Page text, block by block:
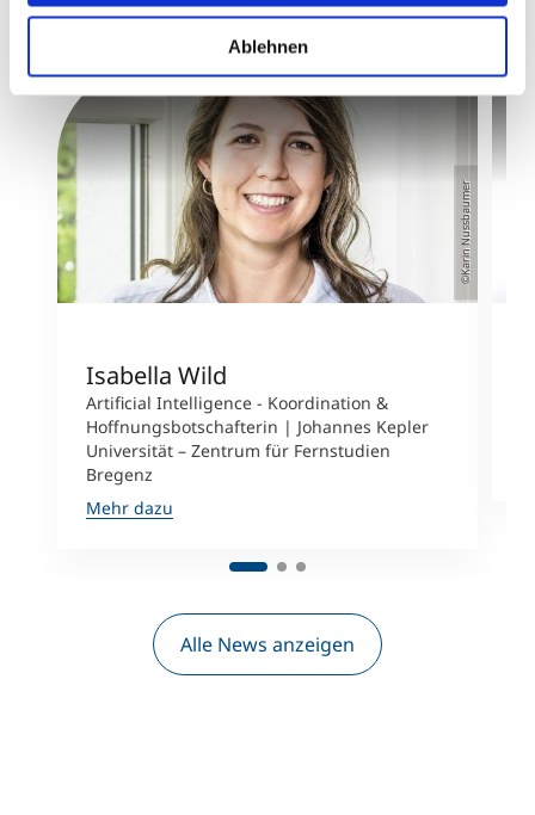
Ablehnen
©Karin Nussbaumer
Isabella Wild
Artificial Intelligence - Koordination &
Hoffnungsbotschafterin | Johannes Kepler
Universität – Zentrum für Fernstudien
Bregenz
Mehr dazu
Alle News anzeigen